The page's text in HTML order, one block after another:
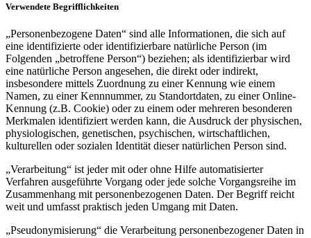
Verwendete Begrifflichkeiten
„Personenbezogene Daten“ sind alle Informationen, die sich auf
eine identifizierte oder identifizierbare natürliche Person (im
Folgenden „betroffene Person“) beziehen; als identifizierbar wird
eine natürliche Person angesehen, die direkt oder indirekt,
insbesondere mittels Zuordnung zu einer Kennung wie einem
Namen, zu einer Kennnummer, zu Standortdaten, zu einer Online-
Kennung (z.B. Cookie) oder zu einem oder mehreren besonderen
Merkmalen identifiziert werden kann, die Ausdruck der physischen,
physiologischen, genetischen, psychischen, wirtschaftlichen,
kulturellen oder sozialen Identität dieser natürlichen Person sind.
„Verarbeitung“ ist jeder mit oder ohne Hilfe automatisierter
Verfahren ausgeführte Vorgang oder jede solche Vorgangsreihe im
Zusammenhang mit personenbezogenen Daten. Der Begriff reicht
weit und umfasst praktisch jeden Umgang mit Daten.
„Pseudonymisierung“ die Verarbeitung personenbezogener Daten in